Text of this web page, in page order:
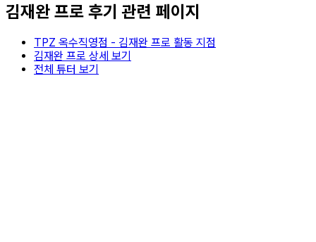
김재완 프로 후기 관련 페이지
TPZ 옥수직영점 - 김재완 프로 활동 지점
김재완 프로 상세 보기
전체 튜터 보기